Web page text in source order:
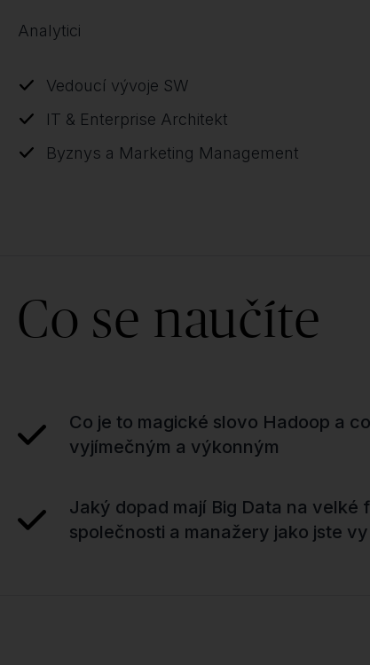
Analytici
Vedoucí vývoje SW
IT & Enterprise Architekt
Byznys a Marketing Management
Co se naučíte
Co je to magické slovo Hadoop a
vyjímečným a výkonným
Jaký dopad mají Big Data na velké
společnosti a manažery jako jste vy